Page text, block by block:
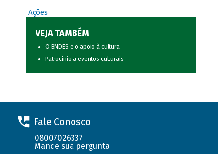
Ações
VEJA TAMBÉM
O BNDES e o apoio à cultura
Patrocínio a eventos culturais
Fale Conosco
08007026337
Mande sua pergunta